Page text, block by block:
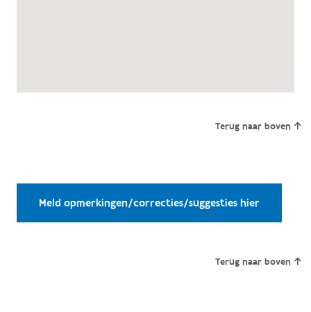
Terug naar boven
Meld opmerkingen/correcties/suggesties hier
Terug naar boven